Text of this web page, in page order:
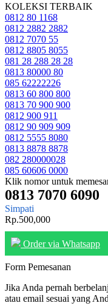
KOLEKSI TERBAIK
0812 80 1168
0812 2882 2882
0812 7070 55
0812 8805 8055
081 28 288 28 28
0813 80000 80
085 62222226
0813 60 800 800
0813 70 900 900
0812 900 911
0812 90 909 909
0812 5555 8080
0813 8878 8878
082 280000028
085 60606 0000
Klik nomor untuk
0813 7070 6090
Simpati
Rp.500,000
Order via Whatsapp
Form Pemesanan
Jika Anda pernah
atau email sesuai yang